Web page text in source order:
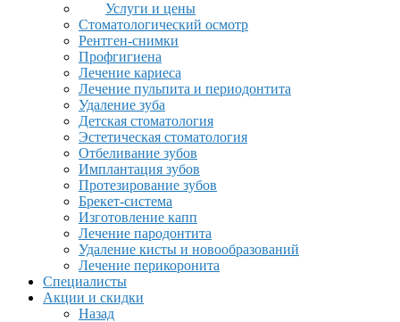
Услуги и цены
Стоматологический осмотр
Рентген-снимки
Профгигиена
Лечение кариеса
Лечение пульпита и периодонтита
Удаление зуба
Детская стоматология
Эстетическая стоматология
Отбеливание зубов
Имплантация зубов
Протезирование зубов
Брекет-система
Изготовление капп
Лечение пародонтита
Удаление кисты и новообразований
Лечение перикоронита
Специалисты
Акции и скидки
Назад